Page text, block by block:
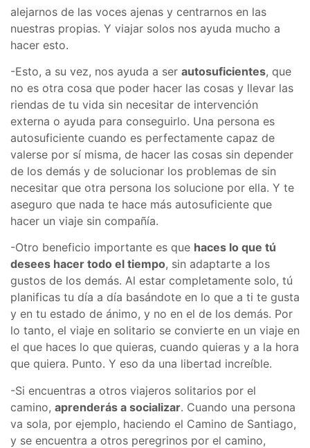
alejarnos de las voces ajenas y centrarnos en las
nuestras propias. Y viajar solos nos ayuda mucho a
hacer esto.
-Esto, a su vez, nos ayuda a ser autosuficientes, que
no es otra cosa que poder hacer las cosas y llevar las
riendas de tu vida sin necesitar de intervención
externa o ayuda para conseguirlo. Una persona es
autosuficiente cuando es perfectamente capaz de
valerse por sí misma, de hacer las cosas sin depender
de los demás y de solucionar los problemas de sin
necesitar que otra persona los solucione por ella. Y te
aseguro que nada te hace más autosuficiente que
hacer un viaje sin compañía.
-Otro beneficio importante es que haces lo que tú
desees hacer todo el tiempo, sin adaptarte a los
gustos de los demás. Al estar completamente solo, tú
planificas tu día a día basándote en lo que a ti te gusta
y en tu estado de ánimo, y no en el de los demás. Por
lo tanto, el viaje en solitario se convierte en un viaje en
el que haces lo que quieras, cuando quieras y a la hora
que quiera. Punto. Y eso da una libertad increíble.
-Si encuentras a otros viajeros solitarios por el
camino, aprenderás a socializar. Cuando una persona
va sola, por ejemplo, haciendo el Camino de Santiago,
y se encuentra a otros peregrinos por el camino,